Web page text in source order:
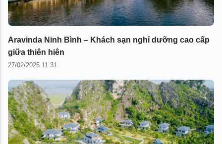
Aravinda Ninh Bình – Khách sạn nghỉ dưỡng cao cấp
giữa thiên hiên
27/02/2025 11:31